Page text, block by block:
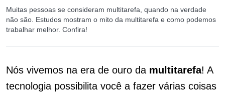
Muitas pessoas se consideram multitarefa, quando na verdade
não são. Estudos mostram o mito da multitarefa e como podemos
trabalhar melhor. Confira!
Nós vivemos na era de ouro da multitarefa! A
tecnologia possibilita você a fazer várias coisas